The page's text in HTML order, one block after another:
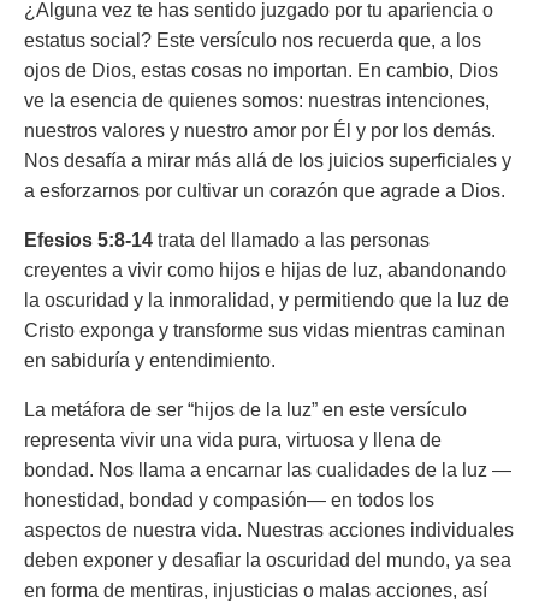
¿Alguna vez te has sentido juzgado por tu apariencia o
estatus social? Este versículo nos recuerda que, a los
ojos de Dios, estas cosas no importan. En cambio, Dios
ve la esencia de quienes somos: nuestras intenciones,
nuestros valores y nuestro amor por Él y por los demás.
Nos desafía a mirar más allá de los juicios superficiales y
a esforzarnos por cultivar un corazón que agrade a Dios.
Efesios 5:8-14 trata del llamado a las personas
creyentes a vivir como hijos e hijas de luz, abandonando
la oscuridad y la inmoralidad, y permitiendo que la luz de
Cristo exponga y transforme sus vidas mientras caminan
en sabiduría y entendimiento.
La metáfora de ser “hijos de la luz” en este versículo
representa vivir una vida pura, virtuosa y llena de
bondad. Nos llama a encarnar las cualidades de la luz —
honestidad, bondad y compasión— en todos los
aspectos de nuestra vida. Nuestras acciones individuales
deben exponer y desafiar la oscuridad del mundo, ya sea
en forma de mentiras, injusticias o malas acciones, así